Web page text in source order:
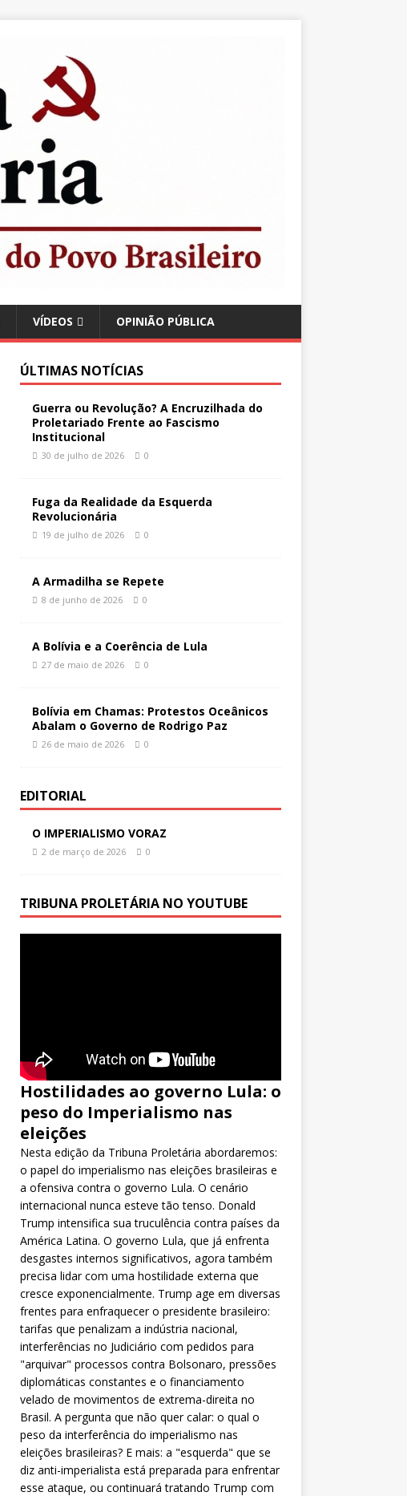
VÍDEOS OPINIÃO PÚBLICA
ÚLTIMAS NOTÍCIAS
Guerra ou Revolução? A Encruzilhada do
Proletariado Frente ao Fascismo
Institucional
30 de julho de 2026 0
Fuga da Realidade da Esquerda
Revolucionária
19 de julho de 2026 0
A Armadilha se Repete
8 de junho de 2026 0
A Bolívia e a Coerência de Lula
27 de maio de 2026 0
Bolívia em Chamas: Protestos Oceânicos
Abalam o Governo de Rodrigo Paz
26 de maio de 2026 0
EDITORIAL
O IMPERIALISMO VORAZ
2 de março de 2026 0
TRIBUNA PROLETÁRIA NO YOUTUBE
Hostilidades ao governo Lula: o
peso do Imperialismo nas
eleições
Nesta edição da Tribuna Proletária abordaremos:
o papel do imperialismo nas eleições brasileiras e
a ofensiva contra o governo Lula. O cenário
internacional nunca esteve tão tenso. Donald
Trump intensifica sua truculência contra países da
América Latina. O governo Lula, que já enfrenta
desgastes internos significativos, agora também
precisa lidar com uma hostilidade externa que
cresce exponencialmente. Trump age em diversas
frentes para enfraquecer o presidente brasileiro:
tarifas que penalizam a indústria nacional,
interferências no Judiciário com pedidos para
"arquivar" processos contra Bolsonaro, pressões
diplomáticas constantes e o financiamento
velado de movimentos de extrema-direita no
Brasil. A pergunta que não quer calar: o qual o
peso da interferência do imperialismo nas
eleições brasileiras? E mais: a "esquerda" que se
diz anti-imperialista está preparada para enfrentar
esse ataque, ou continuará tratando Trump com